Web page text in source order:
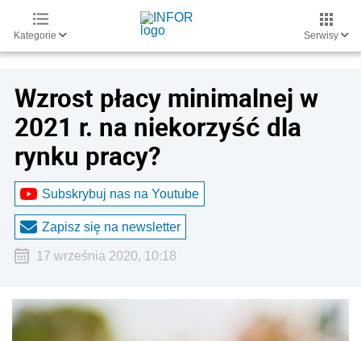
Kategorie Serwisy
Wzrost płacy minimalnej w
2021 r. na niekorzyść dla
rynku pracy?
Subskrybuj nas na Youtube
Zapisz się na newsletter
17 września 2020, 10:18